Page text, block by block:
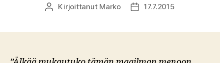
Kirjoittaja
Kirjoittanut Marko Julkaisupäivämäärä
17.7.2015